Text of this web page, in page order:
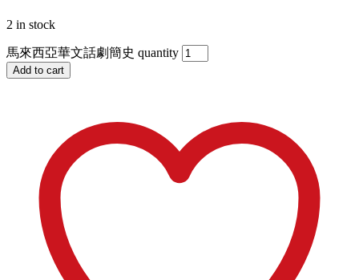
2 in stock
馬來西亞華文話劇簡史 quantity
Add to cart